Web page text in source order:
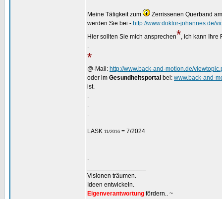
Meine Tätigkeit zum
Zerrissenen Querband
werden Sie bei - http://www.doktor-johannes.de/
Hier sollten Sie mich ansprechen*, ich kann Ihre
.
*
@-Mail: http://www.back-and-motion.de/
oder im Gesundheitsportal bei: www.back-and-
ist.
.
.
.
.
LASK 11/2016 = 7/2024
.
Visionen träumen.
Ideen entwickeln.
Eigenverantwortung fördern.. ~